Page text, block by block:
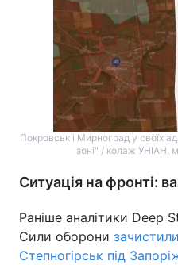
Покровськ і Мирноград у своїх
зоні" / колаж УНІАН,
Ситуація на фронті:
Раніше аналітики Deep
Сили оборони
Степногірськ під